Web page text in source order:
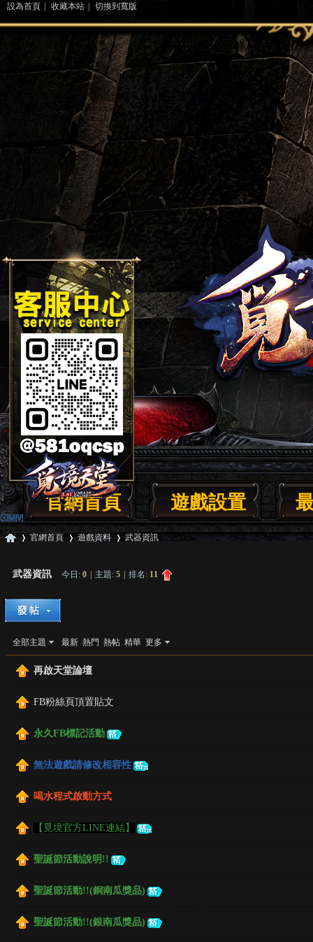
設為首頁 收藏本站 切換到寬版
官網首頁 遊戲設置
覓 »
官網首頁 遊戲資料 武器資訊
武器資訊 今日: 0 主題: 5 排名: 11
全部主題 最新 熱門 熱帖 精華 更多
再啟天堂論壇
FB粉絲頁頂置貼文
永久FB標記活動
無法遊戲請修改相容性
喝水程式啟動方式
【覓境官方LINE連結】
聖誕節活動說明!!
聖誕節活動!!(銅南瓜獎品)
聖誕節活動!!(銀南瓜獎品)